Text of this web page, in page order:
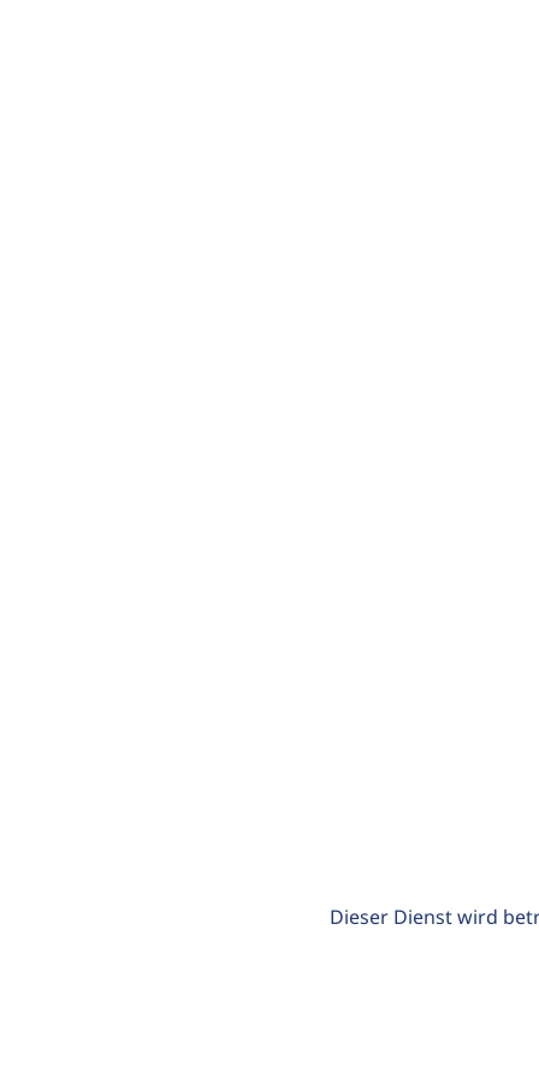
Dieser Dienst wird